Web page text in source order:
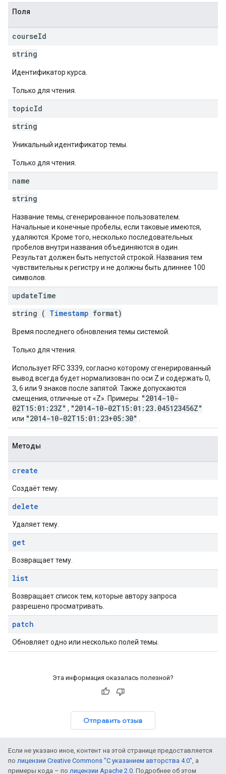
Поля
courseId
string
Идентификатор курса.
Только для чтения.
topicId
string
Уникальный идентификатор темы.
Только для чтения.
name
string
Название темы, сгенерированное пользователем.
Начальные и конечные пробелы, если таковые имеются,
удаляются. Кроме того, несколько последовательных
пробелов внутри названия объединяются в один.
Результат должен быть непустой строкой. Названия тем
чувствительны к регистру и не должны быть длиннее 100
символов.
updateTime
string ( Timestamp format)
Время последнего обновления темы системой.
Только для чтения.
Использует RFC 3339, согласно которому сгенерированный
вывод всегда будет нормализован по оси Z и содержать 0,
3, 6 или 9 знаков после запятой. Также допускаются
смещения, отличные от «Z». Примеры: "2014-10-
02T15:01:23Z" , "2014-10-02T15:01:23.045123456Z"
или "2014-10-02T15:01:23+05:30"
Методы
create
Создаёт тему.
delete
Удаляет тему.
get
Возвращает тему.
list
Возвращает список тем, которые автору запроса
разрешено просматривать.
patch
Обновляет одно или несколько полей темы.
Эта информация оказалась полезной?
Отправить отзыв
Если не указано иное, контент на этой странице предоставляется
по лицензии Creative Commons "С указанием авторства 4.0", а
примеры кода – по лицензии Apache 2.0. Подробнее об этом